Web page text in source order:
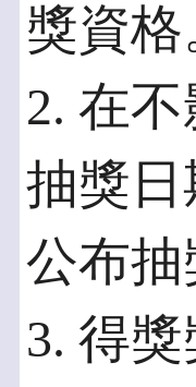
獎資格
2. 在
抽獎
公布抽
3. 得